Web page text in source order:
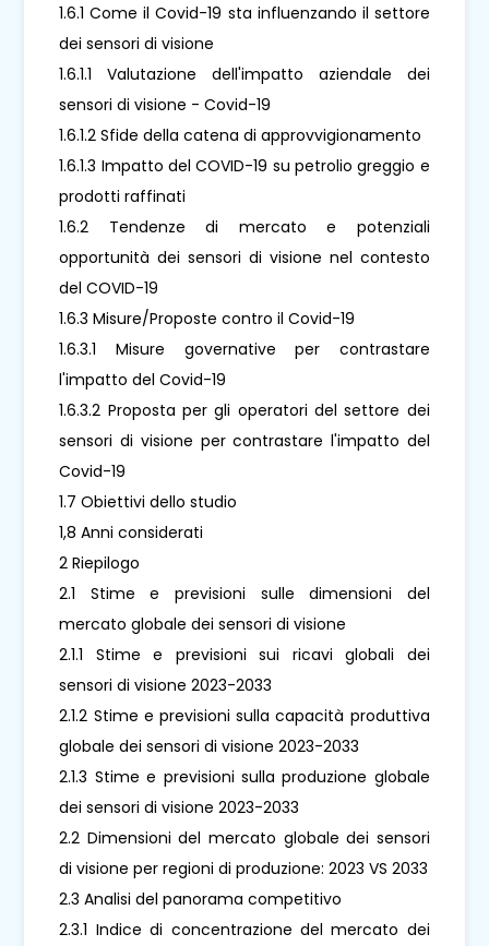
1.6.1 Come il Covid-19 sta influenzando il settore
dei sensori di visione
1.6.1.1 Valutazione dell'impatto aziendale dei
sensori di visione - Covid-19
1.6.1.2 Sfide della catena di approvvigionamento
1.6.1.3 Impatto del COVID-19 su petrolio greggio e
prodotti raffinati
1.6.2 Tendenze di mercato e potenziali
opportunità dei sensori di visione nel contesto
del COVID-19
1.6.3 Misure/Proposte contro il Covid-19
1.6.3.1 Misure governative per contrastare
l'impatto del Covid-19
1.6.3.2 Proposta per gli operatori del settore dei
sensori di visione per contrastare l'impatto del
Covid-19
1.7 Obiettivi dello studio
1,8 Anni considerati
2 Riepilogo
2.1 Stime e previsioni sulle dimensioni del
mercato globale dei sensori di visione
2.1.1 Stime e previsioni sui ricavi globali dei
sensori di visione 2023-2033
2.1.2 Stime e previsioni sulla capacità produttiva
globale dei sensori di visione 2023-2033
2.1.3 Stime e previsioni sulla produzione globale
dei sensori di visione 2023-2033
2.2 Dimensioni del mercato globale dei sensori
di visione per regioni di produzione: 2023 VS 2033
2.3 Analisi del panorama competitivo
2.3.1 Indice di concentrazione del mercato dei